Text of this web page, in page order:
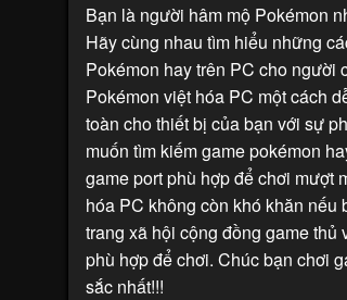
Bạn là người hâm mộ Pokémon
Hãy cùng nhau tìm hiểu những
Pokémon hay trên PC cho người
Pokémon việt hóa PC một cách
toàn cho thiết bị của bạn với sự
muốn tìm kiếm game pokémon
game port phù hợp để chơi mượt
hóa PC không còn khó khăn nếu
trang xã hội cộng đồng game
phù hợp để chơi. Chúc bạn chơi
sắc nhất!!!